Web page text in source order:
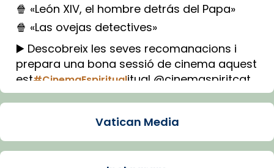
🍿 «León XIV, el hombre detrás del Papa»
🍿 «Las ovejas detectives»
▶️ Descobreix les seves recomanacions i
prepara una bona sessió de cinema aquest
est#CinemaEspiritualitual @cinemaspiritcat
Imatge: Generada amb IA (OpenAI)
Vatican Media